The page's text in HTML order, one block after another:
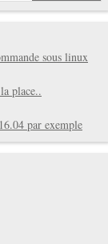
sous linux
place..
par exemple